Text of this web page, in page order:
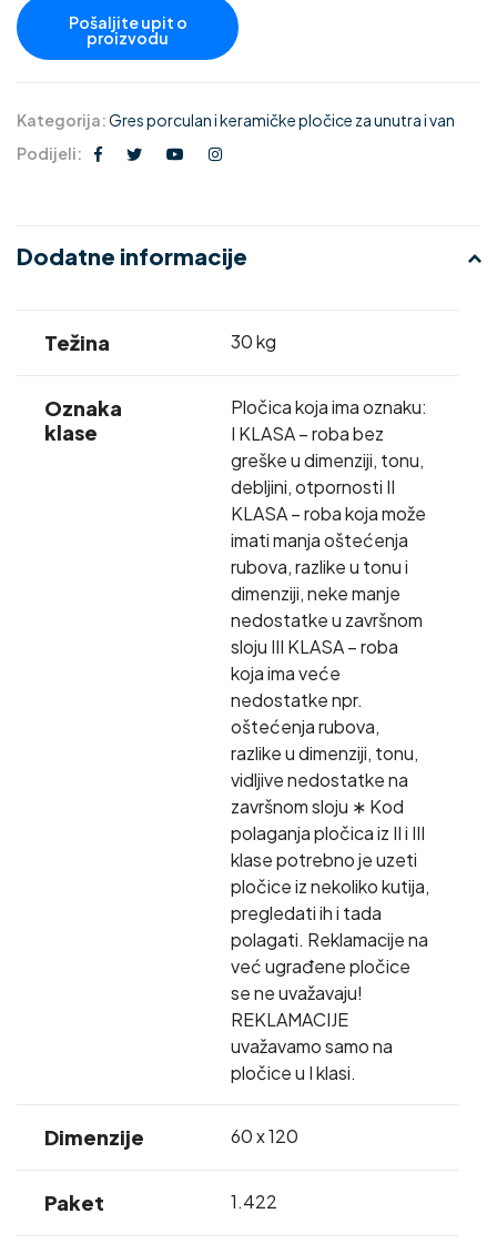
Kategorija:Gres porculan i keramičke pločice za unutra i van
Podijeli:
Dodatne informacije
Težina 30 kg
Oznaka
klase
Pločica koja ima oznaku:
I KLASA – roba bez
greške u dimenziji, tonu,
debljini, otpornosti II
KLASA – roba koja može
imati manja oštećenja
rubova, razlike u tonu i
dimenziji, neke manje
nedostatke u završnom
sloju III KLASA – roba
koja ima veće
nedostatke npr.
oštećenja rubova,
razlike u dimenziji, tonu,
vidljive nedostatke na
završnom sloju ∗ Kod
polaganja pločica iz II i III
klase potrebno je uzeti
pločice iz nekoliko kutija,
pregledati ih i tada
polagati. Reklamacije na
već ugrađene pločice
se ne uvažavaju!
REKLAMACIJE
uvažavamo samo na
pločice u I klasi.
Dimenzije 60 x 120
Paket 1.422